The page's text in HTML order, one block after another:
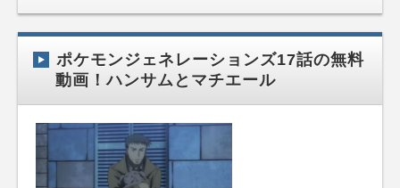
ポケモンジェネレーションズ17話の無料
動画！ハンサムとマチエール